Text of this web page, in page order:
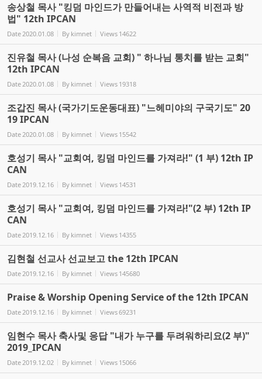
송상철 목사 "킹덤 마인드가 만들어내는 사역적 비전과 방
법" 12th IPCAN
Date2020.01.08 By kimnet Views 14622
진유철 목사 (나성 순복음 교회) " 하나님 통치를 받는 교회"
12th IPCAN
Date2020.01.08 By kimnet Views 19318
조갑진 목사 (국가기도운동대표) "느헤미야의 구국기도" 20
19 IPCAN
Date2020.01.08 By kimnet Views 15542
호성기 목사 "교회여, 킹덤 마인드를 가져라!" (1 부) 12th IP
CAN
Date2019.12.16 By kimnet Views 14531
호성기 목사 "교회여, 킹덤 마인드를 가져라!"(2 부) 12th IP
CAN
Date2019.12.16 By kimnet Views 14355
김현철 선교사 선교보고 the 12th IPCAN
Date2019.12.16 By kimnet Views 145680
Praise & Worship Opening Service of the 12th IPCAN
Date2019.12.16 By kimnet Views69231
임현수 목사 축사및 응답 "내가 누구를 두려워하리요(2 부)"
2019_IPCAN
Date2019.12.02 By kimnet Views 15066